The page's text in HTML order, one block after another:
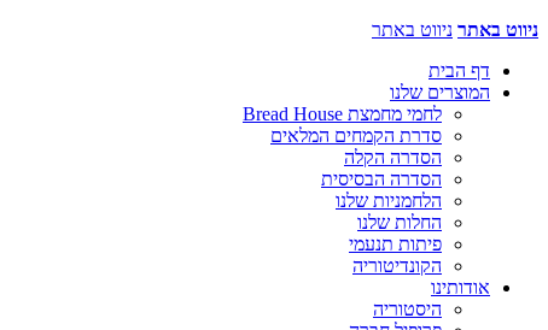
ניווט באתר ניווט באתר
דף הבית
המוצרים שלנו
לחמי מחמצת Bread House
סדרת הקמחים המלאים
הסדרה הקלה
הסדרה הבסיסית
הלחמניות שלנו
החלות שלנו
פיתות תנעמי
הקונדיטוריה
אודותינו
היסטוריה